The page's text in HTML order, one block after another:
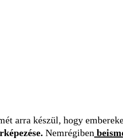
arra készül, hogy
Nemrégiben